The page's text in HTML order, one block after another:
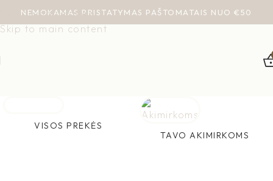
Skip to navigation
Skip to main content
NEMOKAMAS PRISTATYMAS PAŠTOMATAIS NUO €50
VISOS PREKĖS
TAVO AKIMIRKOMS